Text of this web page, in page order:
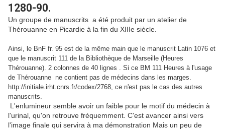
1280-90.
Un groupe de manuscrits a été produit par un atelier de
Thérouanne en Picardie à la fin du XIIIe siècle.
Ainsi, le BnF fr. 95 est de la même main que le manuscrit Latin 1076 et
que le manuscrit 111 de la Bibliothèque de Marseille (Heures
Thérouanne). 2 colonnes de 40 lignes . Si ce BM 111 Heures à l'usage
de Thérouanne ne contient pas de médecins dans les marges.
http://initiale.irht.cnrs.fr/codex/2768, ce n'est pas le cas des autres
manuscrits.
L'enlumineur semble avoir un faible pour le motif du médecin à
l'urinal, qu'on retrouve fréquemment. C'est avancer ainsi vers
l'image finale qui servira à ma démonstration Mais un peu de